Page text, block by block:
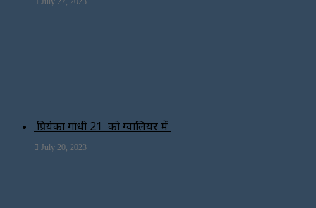
प्रियंका गांधी 21 को ग्वालियर में
July 20, 2023